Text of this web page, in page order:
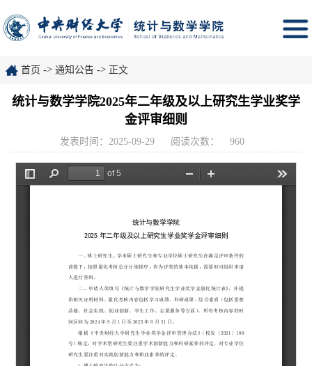
首页 -> 通知公告 -> 正文
统计与数学学院2025年二年级及以上研究生学业奖学
金评审细则
发表时间：2025-09-29 阅读次数： 960